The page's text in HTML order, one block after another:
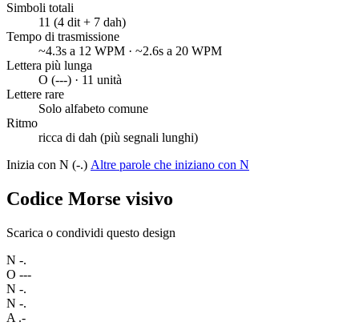
Simboli totali
11 (4 dit + 7 dah)
Tempo di trasmissione
~4.3s a 12 WPM · ~2.6s a 20 WPM
Lettera più lunga
O (---) · 11 unità
Lettere rare
Solo alfabeto comune
Ritmo
ricca di dah (più segnali lunghi)
Inizia con N (-.) Altre parole che iniziano con N
Codice Morse visivo
Scarica o condividi questo design
N -.
O ---
N -.
N -.
A .-